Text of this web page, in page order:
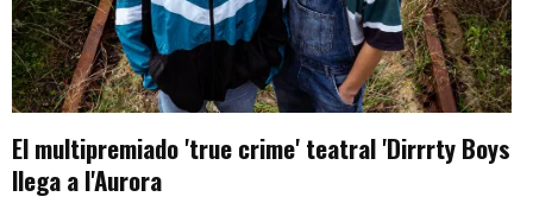
El multipremiado 'true crime' teatral 'Dirrrty Boys
llega a l'Aurora